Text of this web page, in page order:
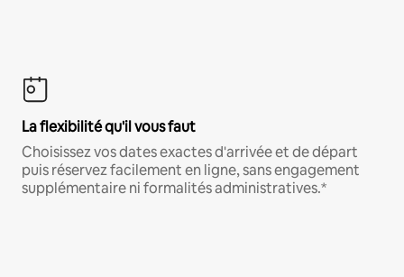
La flexibilité qu'il vous faut
Choisissez vos dates exactes d'arrivée et de départ
puis réservez facilement en ligne, sans engagement
supplémentaire ni formalités administratives.*